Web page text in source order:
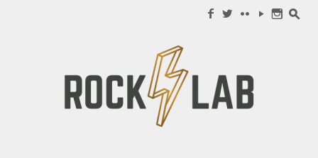
f w c y n s